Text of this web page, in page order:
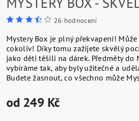
26 hodnocení
Mystery Box je plný překvapení!
cokoliv! Díky tomu zažijete skvělý
jako děti těšili na dárek. Předměty do
vybíráme tak, aby byly užitečné a
Budete žasnout, co všechno může
od 249 Kč